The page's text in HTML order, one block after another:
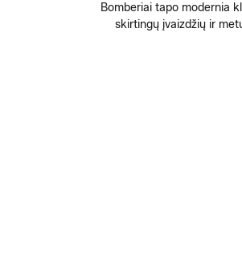
Bomberiai tapo modernia
skirtingų įvaizdžių ir